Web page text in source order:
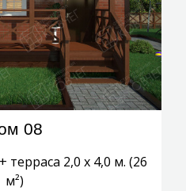
08
терраса 2,0 х 4,0 м. (26
м²)